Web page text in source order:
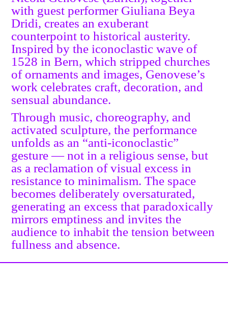
with guest performer Giuliana Beya
Dridi, creates an exuberant
counterpoint to historical austerity.
Inspired by the iconoclastic wave of
1528 in Bern, which stripped churches
of ornaments and images, Genovese’s
work celebrates craft, decoration, and
sensual abundance.
Through music, choreography, and
activated sculpture, the performance
unfolds as an “anti-iconoclastic”
gesture — not in a religious sense, but
as a reclamation of visual excess in
resistance to minimalism. The space
becomes deliberately oversaturated,
generating an excess that paradoxically
mirrors emptiness and invites the
audience to inhabit the tension between
fullness and absence.